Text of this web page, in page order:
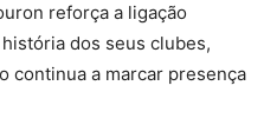
reforça a ligação
dos seus clubes,
continua a marcar presença